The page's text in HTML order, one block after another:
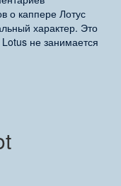
о каппере Лотус
характер. Это
не занимается